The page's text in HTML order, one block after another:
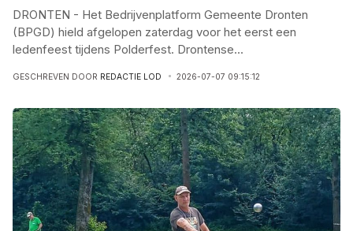
DRONTEN - Het Bedrijvenplatform Gemeente Dronten
(BPGD) hield afgelopen zaterdag voor het eerst een
ledenfeest tijdens Polderfest. Drontense...
GESCHREVEN DOOR REDACTIE LOD 2026-07-07 09:15:12